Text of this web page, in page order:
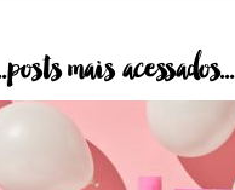
mais acessados...